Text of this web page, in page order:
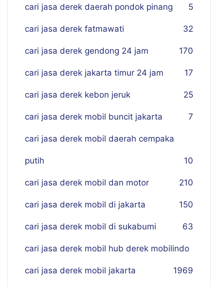
cari jasa derek daerah pondok pinang 5
cari jasa derek fatmawati 32
cari jasa derek gendong 24 jam 170
cari jasa derek jakarta timur 24 jam 17
cari jasa derek kebon jeruk 25
cari jasa derek mobil buncit jakarta 7
cari jasa derek mobil daerah cempaka
putih 10
cari jasa derek mobil dan motor 210
cari jasa derek mobil di jakarta 150
cari jasa derek mobil di sukabumi 63
cari jasa derek mobil hub derek mobilindo
69
cari jasa derek mobil jakarta 19